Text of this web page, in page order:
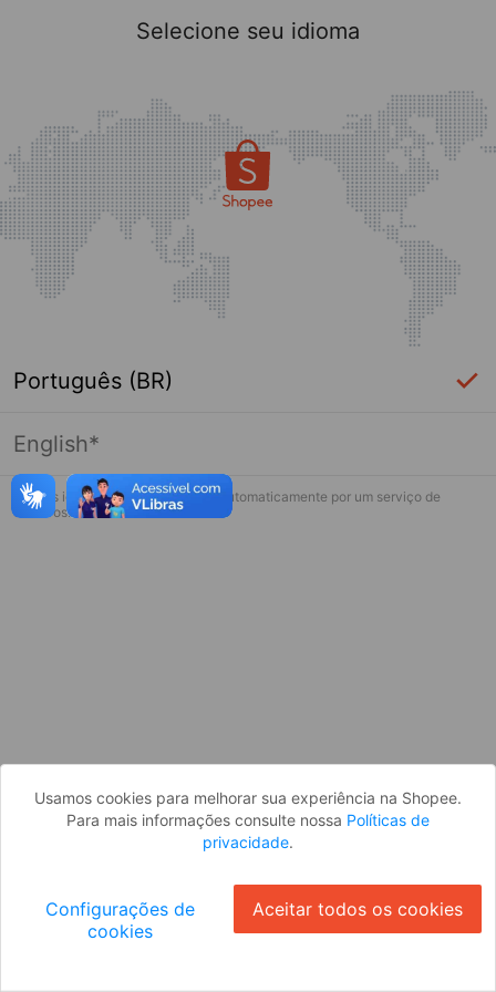
Página indisponível
Desculpe, algo deu errado. Faça login
Selecione seu idioma
Português (BR)
English*
* Esses idiomas serão traduzidos automaticamente por um serviço de
terceiros.
Usamos cookies para melhorar sua experiência na Shopee.
Para mais informações consulte nossa Políticas de
privacidade.
Configurações de
cookies
Aceitar todos os cookies